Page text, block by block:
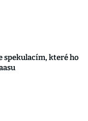
spekulacím, které ho